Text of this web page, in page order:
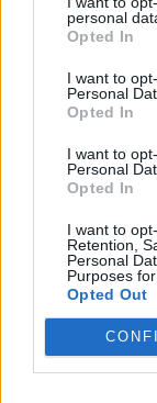
personal
Opted In
I want to
Personal
Opted In
I want to
Personal
Opted In
I want to
Retention,
Personal
Purposes
Opted Out
Añadir un
🪐🚀
🌌🚀 Viaje
al
esta